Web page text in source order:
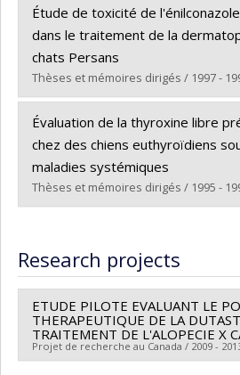
Graduate :Daminet, Sylvie
Cycle : Master's
Grade :M. Sc.
Lien vers le document dans
Étude de toxicité de
dans le traitement de la
chats Persans
Thèses et mémoires dirigés / 1997 -
Graduate :Jaham, Caroline de
Cycle :Master's
Grade :M. Sc.
Lien vers le document dans
Évaluation de la thyroxine libre
chez des chiens euthyroïdiens
maladies systémiques
Thèses et mémoires dirigés / 1995 -
Cycle :Master's
Grade :M. Sc.
Research projects
ETUDE PILOTE EVALUANT LE
THERAPEUTIQUE DE LA
TRAITEMENT DE L'ALOPECIE X
Projet de recherche au Canada / 2009 -